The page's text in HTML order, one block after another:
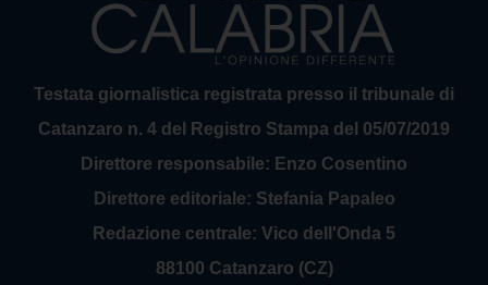
Testata giornalistica registrata presso il tribunale di
Catanzaro n. 4 del Registro Stampa del 05/07/2019
Direttore responsabile: Enzo Cosentino
Direttore editoriale: Stefania Papaleo
Redazione centrale: Vico dell'Onda 5
88100 Catanzaro (CZ)